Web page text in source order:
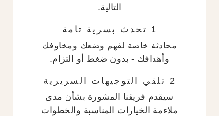
التالية.
1 تحدث بسرية تامة
محادثة خاصة لفهم وضعك ومخاوفك
وأهدافك - بدون ضغط أو التزام.
2 تلقي التوجيهات السريرية
سيقدم فريقنا المشورة بشأن مدى
ملاءمة الخيارات المناسبة والخطوات